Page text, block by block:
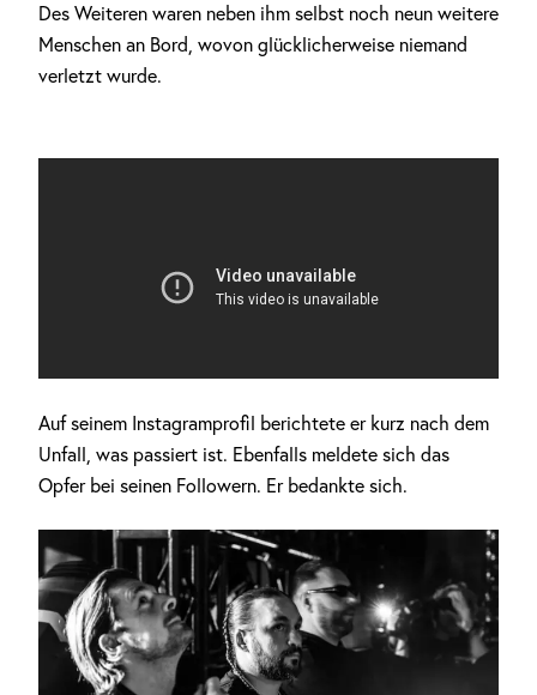
Des Weiteren waren neben ihm selbst noch neun weitere
Menschen an Bord, wovon glücklicherweise niemand
verletzt wurde.
Anzeige
Auf seinem Instagramprofil berichtete er kurz nach dem
Unfall, was passiert ist. Ebenfalls meldete sich das
Opfer bei seinen Followern. Er bedankte sich.